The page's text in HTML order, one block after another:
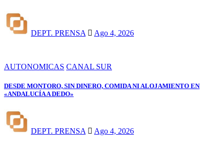
DEPT. PRENSA Ago 4, 2026
AUTONOMICAS CANAL SUR
DESDE MONTORO, SIN DINERO, COMIDA NI ALOJAMIENTO EN
«ANDALUCÍA A DEDO»
DEPT. PRENSA Ago 4, 2026